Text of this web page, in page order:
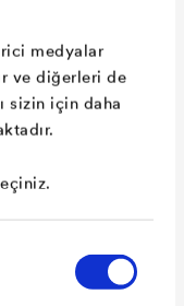
medyalar
ve diğerleri de
sizin için daha
kaplamadan
yırtılma
bindirme